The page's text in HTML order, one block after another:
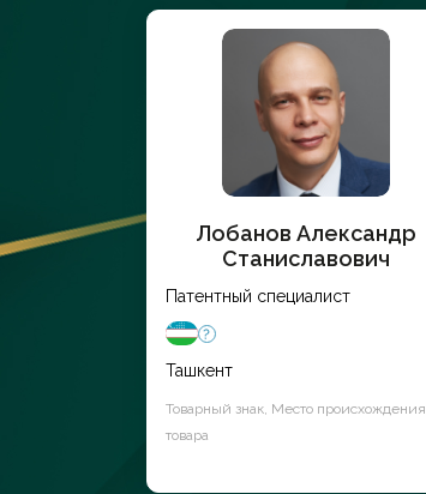
Лобанов Александр
Станиславович
Патентный специалист
Ташкент
Товарный знак, Место происхождения
товара